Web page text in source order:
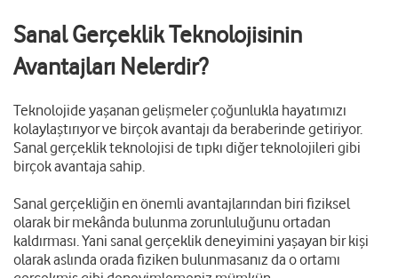
Sanal Gerçeklik Teknolojisinin
Avantajları Nelerdir?
Teknolojide yaşanan gelişmeler çoğunlukla hayatımızı
kolaylaştırıyor ve birçok avantajı da beraberinde getiriyor.
Sanal gerçeklik teknolojisi de tıpkı diğer teknolojileri gibi
birçok avantaja sahip.
Sanal gerçekliğin en önemli avantajlarından biri fiziksel
olarak bir mekânda bulunma zorunluluğunu ortadan
kaldırması. Yani sanal gerçeklik deneyimini yaşayan bir kişi
olarak aslında orada fiziken bulunmasanız da o ortamı